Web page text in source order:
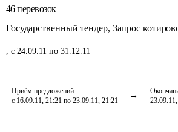
46 перевозок
Государственный тендер, Запрос
, с 24.09.11 по 31.12.11
Приём предложений
с 16.09.11, 21:21 по 23.09.11, 21:21